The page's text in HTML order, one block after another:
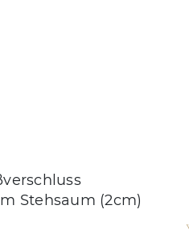
Stehsaum (2cm)